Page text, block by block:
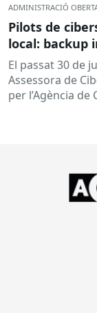
ADMINISTRACIÓ
Pilots de
local: backup
El passat 30 de
Assessora de
per l’Agència de